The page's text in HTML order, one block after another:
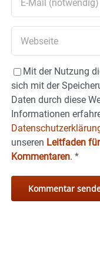
Mit der Nutzung
sich mit der
Daten durch diese
Informationen
unseren Leitfaden
Kommentaren. *